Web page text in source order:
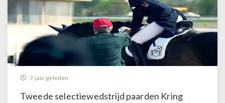
7 jaar geleden
Tweede selectiewedstrijd paarden Kring